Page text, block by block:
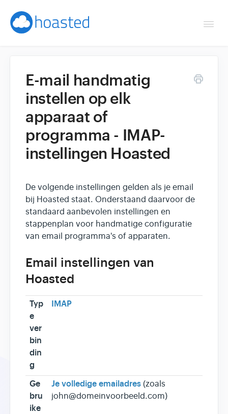
Helpdesk
Optimaliseren & debuggen
Reseller & developer
Klantenpaneel →
Hoasted.com →
E-mail handmatig
instellen op elk
apparaat of
programma - IMAP-
instellingen Hoasted
De volgende instellingen gelden als je email
bij Hoasted staat. Onderstaand daarvoor de
standaard aanbevolen instellingen en
stappenplan voor handmatige configuratie
van email programma's of apparaten.
Email instellingen van
Hoasted
Typ
e
ver
bin
din
g
IMAP
Ge
bru
ike
Je volledige emailadres (zoals
john@domeinvoorbeeld.com)